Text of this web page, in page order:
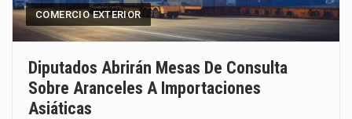
COMERCIO EXTERIOR
Diputados Abrirán Mesas De Consulta
Sobre Aranceles A Importaciones
Asiáticas